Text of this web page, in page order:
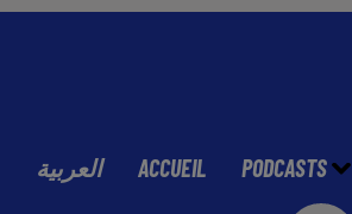
العربية ACCUEIL PODCASTS